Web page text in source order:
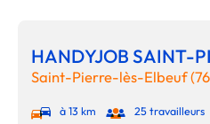
HANDYJOB SAINT-
Saint-Pierre-lès-Elbeuf
à 13 km 25 travailleurs